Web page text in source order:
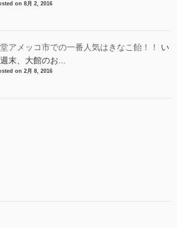
on 8月 2, 2016
アメッコ市での一番人気はきなこ飴！！
い
末、大館のお...
on 2月 8, 2016